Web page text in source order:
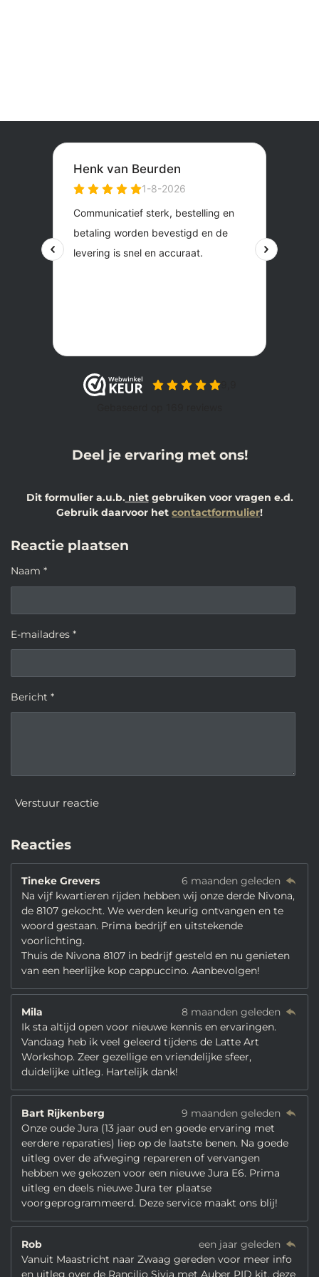
Deel je ervaring met ons!
Dit formulier a.u.b.nietgebruiken voor vragen e.d.
Gebruik daarvoor het contactformulier!
Reactie plaatsen
Naam *
E-mailadres *
Bericht *
Verstuur reactie
Reacties
Tineke Grevers
6 maanden geleden
Na vijf kwartieren rijden hebben wij onze derde Nivona,
de 8107 gekocht. We werden keurig ontvangen en te
woord gestaan. Prima bedrijf en uitstekende
voorlichting.
Thuis de Nivona 8107 in bedrijf gesteld en nu genieten
van een heerlijke kop cappuccino. Aanbevolgen!
Mila
8 maanden geleden
Ik sta altijd open voor nieuwe kennis en ervaringen.
Vandaag heb ik veel geleerd tijdens de Latte Art
Workshop. Zeer gezellige en vriendelijke sfeer,
duidelijke uitleg. Hartelijk dank!
Bart Rijkenberg
9 maanden geleden
Onze oude Jura (13 jaar oud en goede ervaring met
eerdere reparaties) liep op de laatste benen. Na goede
uitleg over de afweging repareren of vervangen
hebben we gekozen voor een nieuwe Jura E6. Prima
uitleg en deels nieuwe Jura ter plaatse
voorgeprogrammeerd. Deze service maakt ons blij!
Rob
een jaar geleden
Vanuit Maastricht naar Zwaag gereden voor meer info
en uitleg over de Rancilio Sivia met Auber PID kit, deze